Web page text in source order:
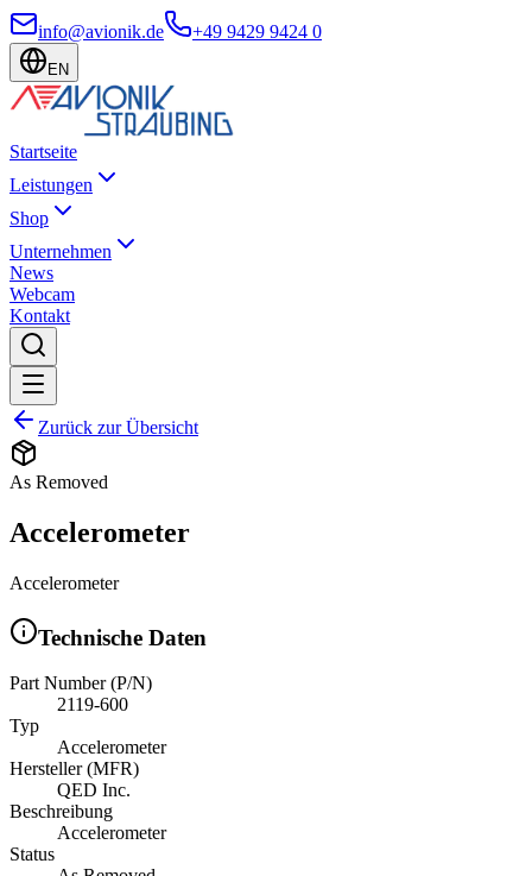
info@avionik.de +49 9429 9424 0
EN
Startseite
Leistungen
Shop
Unternehmen
News
Webcam
Kontakt
Zurück zur Übersicht
As Removed
Accelerometer
Accelerometer
Technische Daten
Part Number (P/N)
2119-600
Typ
Accelerometer
Hersteller (MFR)
QED Inc.
Beschreibung
Accelerometer
Status